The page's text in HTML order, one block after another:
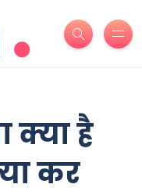
क्या है
कर